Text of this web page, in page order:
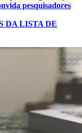
pesquisadores
DA LISTA DE